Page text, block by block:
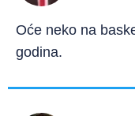
Oće neko na
godina.